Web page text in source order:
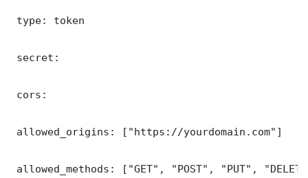
type: token
secret:
cors:
allowed_origins: ["https://yourdomain.com"]
allowed_methods: ["GET", "POST", "PUT",